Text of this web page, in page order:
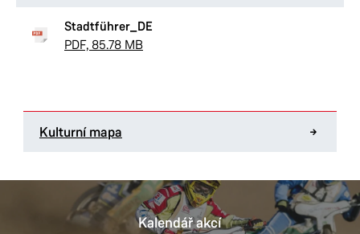
Stadtführer_DE
PDF, 85.78 MB
Kulturní mapa
Kalendář akcí